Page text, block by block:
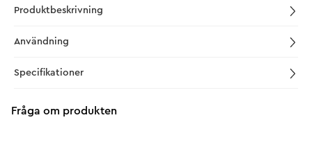
Produktbeskrivning
Användning
Specifikationer
Fråga om produkten